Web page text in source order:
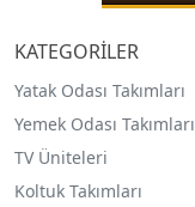
KATEGORİLER
Yatak Odası Takımları
Yemek Odası Takımları
TV Üniteleri
Koltuk Takımları